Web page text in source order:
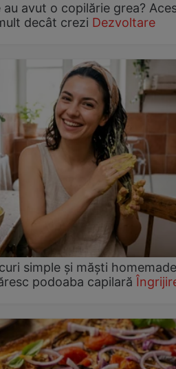
avut o copilărie grea?
decât crezi Dezvoltare
simple și măști homemade
podoaba capilară